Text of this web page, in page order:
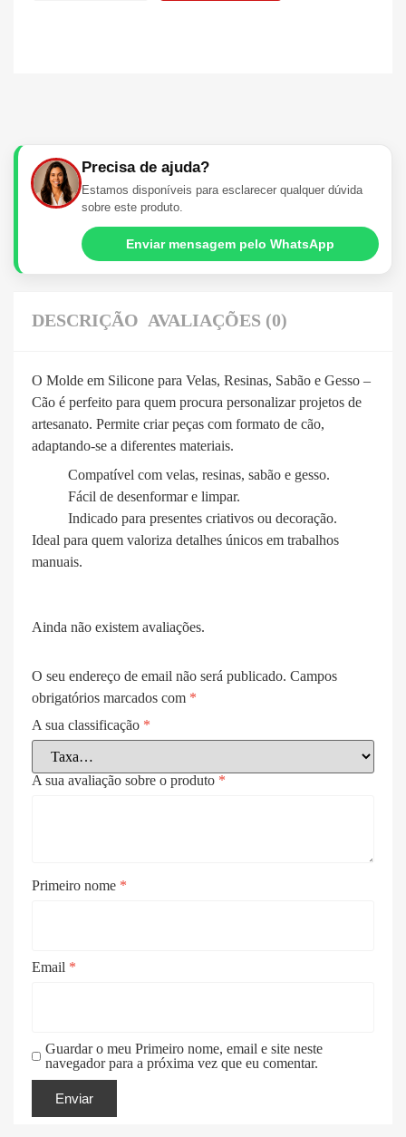
Precisa de ajuda?
Estamos disponíveis para esclarecer qualquer dúvida
sobre este produto.
Enviar mensagem pelo WhatsApp
DESCRIÇÃO AVALIAÇÕES (0)
O Molde em Silicone para Velas, Resinas, Sabão e Gesso –
Cão é perfeito para quem procura personalizar projetos de
artesanato. Permite criar peças com formato de cão,
adaptando-se a diferentes materiais.
Compatível com velas, resinas, sabão e gesso.
Fácil de desenformar e limpar.
Indicado para presentes criativos ou decoração.
Ideal para quem valoriza detalhes únicos em trabalhos
manuais.
Ainda não existem avaliações.
O seu endereço de email não será publicado. Campos
obrigatórios marcados com *
A sua classificação *
A sua avaliação sobre o produto *
Primeiro nome *
Email *
Guardar o meu Primeiro nome, email e site neste
navegador para a próxima vez que eu comentar.